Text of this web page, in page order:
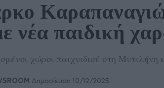
νέα παιδική
χώροι παιχνιδιού στη Μυτιλήνη
Δημοσίευση 10/12/2025